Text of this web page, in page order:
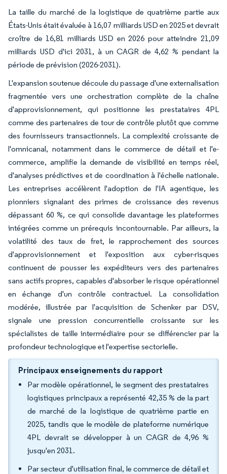
La taille du marché de la logistique de quatrième partie aux
États-Unis était évaluée à 16,07 milliards USD en 2025 et devrait
croître de 16,81 milliards USD en 2026 pour atteindre 21,09
milliards USD d'ici 2031, à un CAGR de 4,62 % pendant la
période de prévision (2026-2031).
L'expansion soutenue découle du passage d'une externalisation
fragmentée vers une orchestration complète de la chaîne
d'approvisionnement, qui positionne les prestataires 4PL
comme des partenaires de tour de contrôle plutôt que comme
des fournisseurs transactionnels. La complexité croissante de
l'omnicanal, notamment dans le commerce de détail et l'e-
commerce, amplifie la demande de visibilité en temps réel,
d'analyses prédictives et de coordination à l'échelle nationale.
Les entreprises accélèrent l'adoption de l'IA agentique, les
pionniers signalant des primes de croissance des revenus
dépassant 60 %, ce qui consolide davantage les plateformes
intégrées comme un prérequis incontournable. Par ailleurs, la
volatilité des taux de fret, le rapprochement des sources
d'approvisionnement et l'exposition aux cyber-risques
continuent de pousser les expéditeurs vers des partenaires
sans actifs propres, capables d'absorber le risque opérationnel
en échange d'un contrôle contractuel. La consolidation
modérée, illustrée par l'acquisition de Schenker par DSV,
signale une pression concurrentielle croissante sur les
spécialistes de taille intermédiaire pour se différencier par la
profondeur technologique et l'expertise sectorielle.
Principaux enseignements du rapport
Par modèle opérationnel, le segment des prestataires
logistiques principaux a représenté 42,35 % de la part
de marché de la logistique de quatrième partie en
2025, tandis que le modèle de plateforme numérique
4PL devrait se développer à un CAGR de 4,96 %
jusqu'en 2031.
Par secteur d'utilisation final, le commerce de détail et